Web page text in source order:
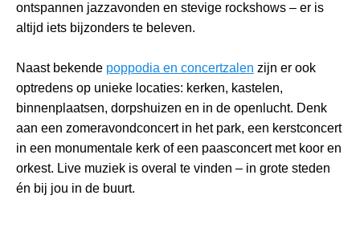
ontspannen jazzavonden en stevige rockshows – er is
altijd iets bijzonders te beleven.
Naast bekende poppodia en concertzalen zijn er ook
optredens op unieke locaties: kerken, kastelen,
binnenplaatsen, dorpshuizen en in de openlucht. Denk
aan een zomeravondconcert in het park, een kerstconcert
in een monumentale kerk of een paasconcert met koor en
orkest. Live muziek is overal te vinden – in grote steden
én bij jou in de buurt.